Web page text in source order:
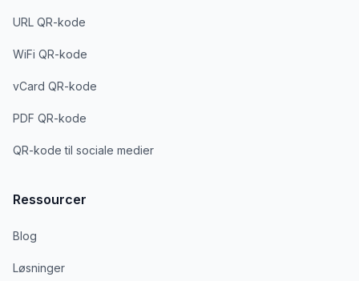
URL QR-kode
WiFi QR-kode
vCard QR-kode
PDF QR-kode
QR-kode til sociale medier
Ressourcer
Blog
Løsninger